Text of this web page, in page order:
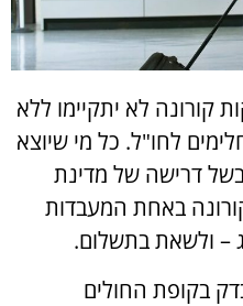
יוני 2021, בדיקות קורונה לא יתקיימו ללא
לחו"ל. כל מי שיוצא
דרישה של מדינת
באחת המעבדות
– ולשאת בתשלום.
בקופת החולים